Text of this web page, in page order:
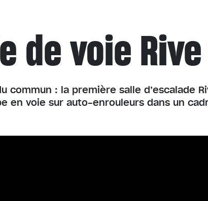
de voie
: la première salle d’escalade
en voie sur auto-enrouleurs dans un